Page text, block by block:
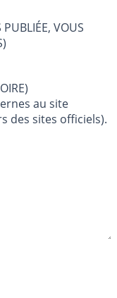
PUBLIÉE, VOUS
au site
des sites officiels).